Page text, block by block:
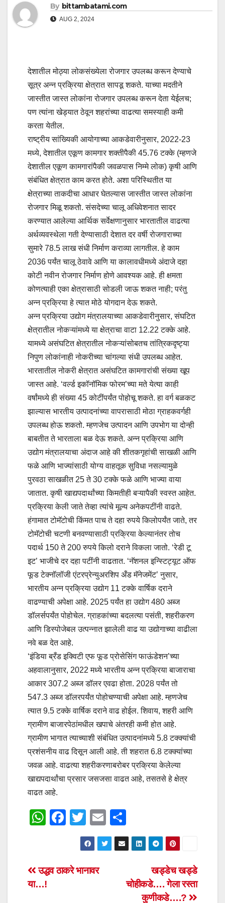
By bittambatami.com
AUG 2, 2024
देशातील मोठ्या लोकसंख्येला रोजगार उपलब्ध करून देण्याचे
सूत्र अन्न प्रक्रिया क्षेत्रात सापडू शकते. याच्या मदतीने
जास्तीत जास्त लोकांना रोजगार उपलब्ध करून देता येईलच;
पण त्यांना खेड्यात ठेवून शहरांच्या वाढत्या समस्याही कमी
करता येतील.
राष्ट्रीय सांख्यिकी आयोगाच्या आकडेवारीनुसार, 2022-23
मध्ये, देशातील एकूण कामगार शक्तीपैकी 45.76 टक्के (म्हणजे
देशातील एकूण कामगारांपैकी जवळपास निम्मे लोक) कृषी आणि
संबंधित क्षेत्रात काम करत होते. अशा परिस्थितीत या
क्षेत्राच्या ताकदीचा आधार घेतल्यास जास्तीत जास्त लोकांना
रोजगार मिळू शकतो. संसदेच्या चालू अधिवेशनात सादर
करण्यात आलेल्या आर्थिक सर्वेक्षणानुसार भारतातील वाढत्या
अर्थव्यवस्थेला गती देण्यासाठी देशात दर वर्षी रोजगाराच्या
सुमारे 78.5 लाख संधी निर्माण कराव्या लागतील. हे काम
2036 पर्यंत चालू ठेवावे आणि या कालावधीमध्ये अंदाजे दहा
कोटी नवीन रोजगार निर्माण होणे आवश्यक आहे. ही क्षमता
कोणत्याही एका क्षेत्रासाठी सोडली जाऊ शकत नाही; परंतु
अन्न प्रक्रिया हे त्यात मोठे योगदान देऊ शकते.
अन्न प्रक्रिया उद्योग मंत्रालयाच्या आकडेवारीनुसार, संघटित
क्षेत्रातील नोकऱ्यांमध्ये या क्षेत्राचा वाटा 12.22 टक्के आहे.
यामध्ये असंघटित क्षेत्रातील नोकऱ्यांसोबतच तांत्रिकदृष्ट्या
निपुण लोकांनाही नोकरीच्या चांगल्या संधी उपलब्ध आहेत.
भारतातील नोकरी क्षेत्रात असंघटित कामगारांची संख्या खूप
जास्त आहे. ‌‘वर्ल्ड इकॉनॉमिक फोरम‌’च्या मते येत्या काही
वर्षांमध्ये ही संख्या 45 कोटींपर्यंत पोहोचू शकते. हा वर्ग बळकट
झाल्यास भारतीय उत्पादनांच्या वापरासाठी मोठा ग्राहकवर्गही
उपलब्ध होऊ शकतो. म्हणजेच उत्पादन आणि उपभोग या दोन्ही
बाबतीत ते भारताला बळ देऊ शकते. अन्न प्रक्रिया आणि
उद्योग मंत्रालयाचा अंदाज आहे की शीतकगृहांची साखळी आणि
फळे आणि भाज्यांसाठी योग्य वाहतूक सुविधा नसल्यामुळे
पुरवठा साखळीत 25 ते 30 टक्के फळे आणि भाज्या वाया
जातात. कृषी खाद्यपदार्थांच्या किमतीही बऱ्यापैकी स्वस्त आहेत.
प्रक्रिया केली जाते तेव्हा त्यांचे मूल्य अनेकपटींनी वाढते.
हंगामात टोमॅटोची किंमत पाच ते दहा रुपये किलोपर्यंत जाते, तर
टोमॅटोची चटणी बनवण्यासाठी प्रक्रिया केल्यानंतर तोच
पदार्थ 150 ते 200 रुपये किलो दराने विकला जातो. ‌‘रेडी टू
इट‌’ भाजीचे दर दहा पटींनी वाढतात. ‌‘नॅशनल इन्स्टिट्यूट ऑफ
फूड टेक्नॉलॉजी एंटरप्रेन्युअरशिप अँड मॅनेजमेंट‌’ नुसार,
भारतीय अन्न प्रक्रिया उद्योग 11 टक्के वार्षिक दराने
वाढण्याची अपेक्षा आहे. 2025 पर्यंत हा उद्योग 480 अब्ज
डॉलर्सपर्यंत पोहोचेल. ग्राहकांच्या बदलत्या पसंती, शहरीकरण
आणि डिस्पोजेबल उत्पन्नात झालेली वाढ या उद्योगाच्या वाढीला
नवे बळ देत आहे.
‌‘इंडिया ब्रँड इक्विटी एफ फूड प्रोसेसिंग फाऊंडेशन‌’च्या
अहवालानुसार, 2022 मध्ये भारतीय अन्न प्रक्रिया बाजाराचा
आकार 307.2 अब्ज डॉलर एवढा होता. 2028 पर्यंत तो
547.3 अब्ज डॉलरपर्यंत पोहोचण्याची अपेक्षा आहे. म्हणजेच
त्यात 9.5 टक्के वार्षिक दराने वाढ होईल. शिवाय, शहरी आणि
ग्रामीण बाजारपेठांमधील खपाचे अंतरही कमी होत आहे.
ग्रामीण भागात त्याच्याशी संबंधित उत्पादनांमध्ये 5.8 टक्क्यांची
प्रशंसनीय वाढ दिसून आली आहे. ती शहरात 6.8 टक्क्यांच्या
जवळ आहे. वाढत्या शहरीकरणाबरोबर प्रक्रिया केलेल्या
खाद्यपदार्थांचा प्रसार जसजसा वाढत आहे, तसतसे हे क्षेत्र
वाढत आहे.
W
s
A
F
e
T
wi
tt
er
E
m
ail
h
ar
Post
खड्डेच खड्डे
चोहीकडे…. गेला रस्ता
कुणीकडे….?
उद्धव ठाकरे भानावर
या…!